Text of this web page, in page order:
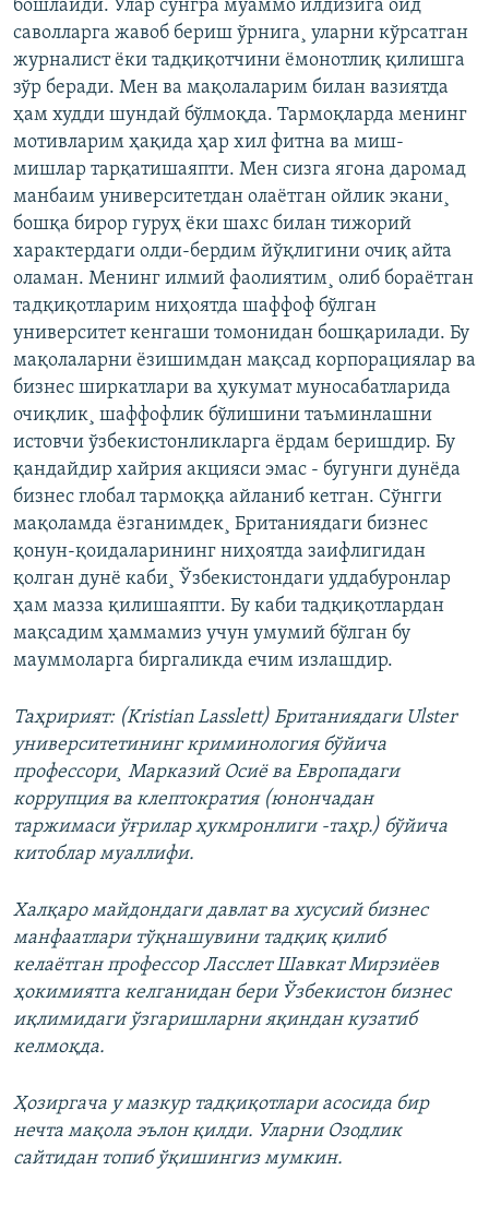
бошлайди. Улар сўнгра муаммо илдизига оид
саволларга жавоб бериш ўрнига¸ уларни кўрсатган
журналист ëки тадқиқотчини ëмонотлиқ қилишга
зўр беради. Мен ва мақолаларим билан вазиятда
ҳам худди шундай бўлмоқда. Тармоқларда менинг
мотивларим ҳақида ҳар хил фитна ва миш-
мишлар тарқатишаяпти. Мен сизга ягона даромад
манбаим университетдан олаëтган ойлик экани¸
бошқа бирор гуруҳ ëки шахс билан тижорий
характердаги олди-бердим йўқлигини очиқ айта
оламан. Менинг илмий фаолиятим¸ олиб бораëтган
тадқиқотларим ниҳоятда шаффоф бўлган
университет кенгаши томонидан бошқарилади. Бу
мақолаларни ëзишимдан мақсад корпорациялар ва
бизнес ширкатлари ва ҳукумат муносабатларида
очиқлик¸ шаффофлик бўлишини таъминлашни
истовчи ўзбекистонликларга ëрдам беришдир. Бу
қандайдир хайрия акцияси эмас - бугунги дунëда
бизнес глобал тармоққа айланиб кетган. Сўнгги
мақоламда ëзганимдек¸ Британиядаги бизнес
қонун-қоидаларининг ниҳоятда заифлигидан
қолган дунë каби¸ Ўзбекистондаги уддабуронлар
ҳам мазза қилишаяпти. Бу каби тадқиқотлардан
мақсадим ҳаммамиз учун умумий бўлган бу
мауммоларга биргаликда ечим излашдир.
Таҳририят: (Kristian Lasslett) Британиядаги Ulster
университетининг криминология бўйича
профессори¸ Марказий Осиë ва Европадаги
коррупция ва клептократия (юнончадан
таржимаси ўғрилар ҳукмронлиги -таҳр.) бўйича
китоблар муаллифи.
Халқаро майдондаги давлат ва хусусий бизнес
манфаатлари тўқнашувини тадқиқ қилиб
келаëтган профессор Ласслет Шавкат Мирзиëев
ҳокимиятга келганидан бери Ўзбекистон бизнес
иқлимидаги ўзгаришларни яқиндан кузатиб
келмоқда.
Ҳозиргача у мазкур тадқиқотлари асосида бир
нечта мақола эълон қилди. Уларни Озодлик
сайтидан топиб ўқишингиз мумкин.